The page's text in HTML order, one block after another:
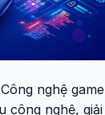
Công nghệ game
công nghệ,